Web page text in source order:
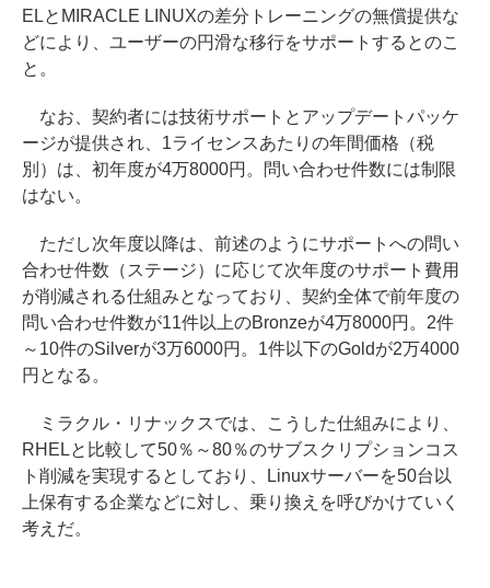
ELとMIRACLE LINUXの差分トレーニングの無償提供な
どにより、ユーザーの円滑な移行をサポートするとのこ
と。
なお、契約者には技術サポートとアップデートパッケ
ージが提供され、1ライセンスあたりの年間価格（税
別）は、初年度が4万8000円。問い合わせ件数には制限
はない。
ただし次年度以降は、前述のようにサポートへの問い
合わせ件数（ステージ）に応じて次年度のサポート費用
が削減される仕組みとなっており、契約全体で前年度の
問い合わせ件数が11件以上のBronzeが4万8000円。2件
～10件のSilverが3万6000円。1件以下のGoldが2万4000
円となる。
ミラクル・リナックスでは、こうした仕組みにより、
RHELと比較して50％～80％のサブスクリプションコス
ト削減を実現するとしており、Linuxサーバーを50台以
上保有する企業などに対し、乗り換えを呼びかけていく
考えだ。